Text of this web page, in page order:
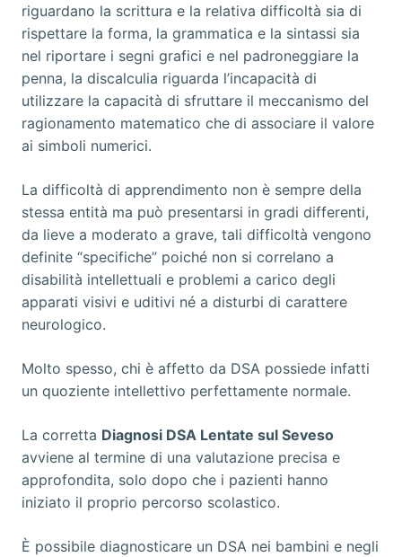
riguardano la scrittura e la relativa difficoltà sia di
rispettare la forma, la grammatica e la sintassi sia
nel riportare i segni grafici e nel padroneggiare la
penna, la discalculia riguarda l’incapacità di
utilizzare la capacità di sfruttare il meccanismo del
ragionamento matematico che di associare il valore
ai simboli numerici.
La difficoltà di apprendimento non è sempre della
stessa entità ma può presentarsi in gradi differenti,
da lieve a moderato a grave, tali difficoltà vengono
definite “specifiche” poiché non si correlano a
disabilità intellettuali e problemi a carico degli
apparati visivi e uditivi né a disturbi di carattere
neurologico.
Molto spesso, chi è affetto da DSA possiede infatti
un quoziente intellettivo perfettamente normale.
La corretta Diagnosi DSA Lentate sul Seveso
avviene al termine di una valutazione precisa e
approfondita, solo dopo che i pazienti hanno
iniziato il proprio percorso scolastico.
È possibile diagnosticare un DSA nei bambini e negli